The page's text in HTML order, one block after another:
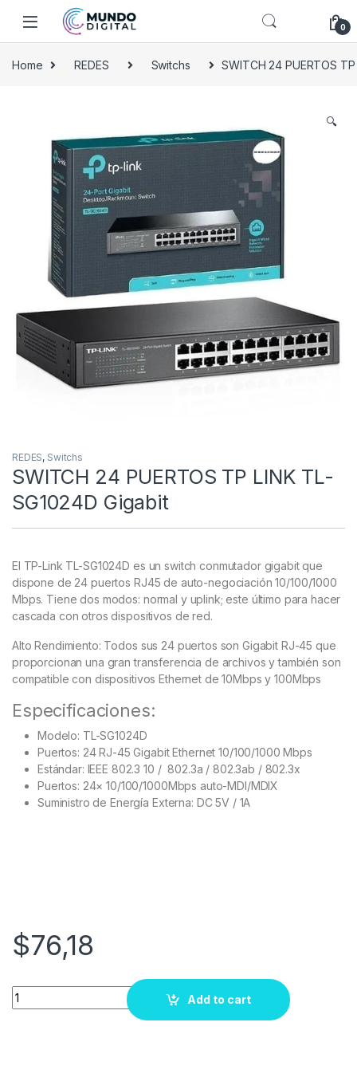
Skip to navigation
Skip to content
0
Home REDES Switchs SWITCH 24 PUERTOS
🔍
REDES, Switchs
SWITCH 24 PUERTOS TP LINK TL-
SG1024D Gigabit
El TP-Link TL-SG1024D es un switch conmutador gigabit que
dispone de 24 puertos RJ45 de auto-negociación 10/100/1000
Mbps. Tiene dos modos: normal y uplink; este último para hacer
cascada con otros dispositivos de red.
Alto Rendimiento: Todos sus 24 puertos son Gigabit RJ-45 que
proporcionan una gran transferencia de archivos y también son
compatible con dispositivos Ethernet de 10Mbps y 100Mbps
Especificaciones:
Modelo: TL-SG1024D
Puertos: 24 RJ-45 Gigabit Ethernet 10/100/1000 Mbps
Estándar: IEEE 802.3 10 / 802.3a / 802.3ab / 802.3x
Puertos: 24× 10/100/1000Mbps auto-MDI/MDIX
Suministro de Energía Externa: DC 5V / 1A
$76,18
Quantity
Add to cart